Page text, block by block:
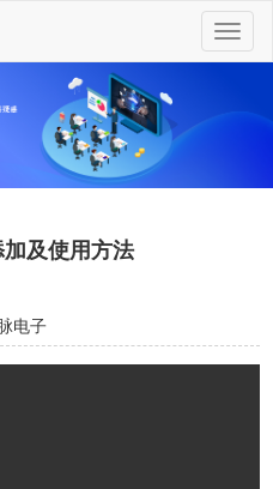
切
换
及使用方法
电子